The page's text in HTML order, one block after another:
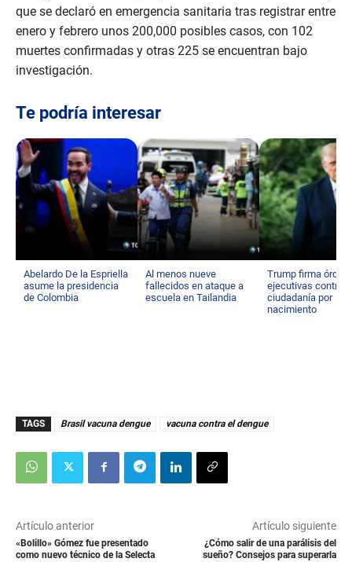
que se declaró en emergencia sanitaria tras registrar entre
enero y febrero unos 200,000 posibles casos, con 102
muertes confirmadas y otras 225 se encuentran bajo
investigación.
Te podría interesar
Abelardo De la Espriella
asume la presidencia
de Colombia
Al menos nueve
fallecidos en ataque a
escuela en Tailandia
Trump firma
ejecutivas contra
ciudadanía por
nacimiento
TAGS Brasil vacuna dengue vacuna contra el dengue
Artículo anterior
«Bolillo» Gómez fue presentado
como nuevo técnico de la Selecta
Artículo siguiente
¿Cómo salir de una parálisis del
sueño? Consejos para superarla